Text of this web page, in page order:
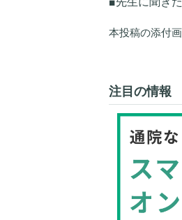
本投稿の添付
注目の情報